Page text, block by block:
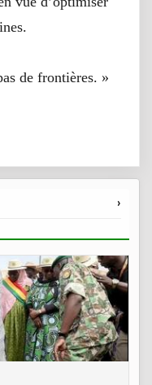
de frontières. »
›